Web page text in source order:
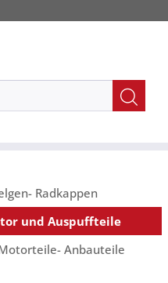
Radkappen
und Auspuffteile
Anbauteile